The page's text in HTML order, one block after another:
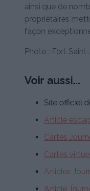
ainsi que de
propriétaires
façon
Photo : Fort
Voir aussi...
Site officiel
Article
Cartes
Cartes
Articles
Article